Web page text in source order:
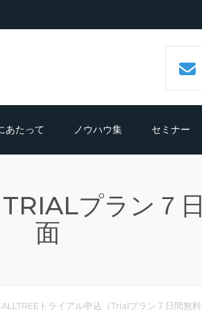
あたって
の流れ
ノウハウ集
CTIシステムとは？導入メリット
紹介
細
セミナー
プラン７
面
トライアル申込（Trialプラン７日間無